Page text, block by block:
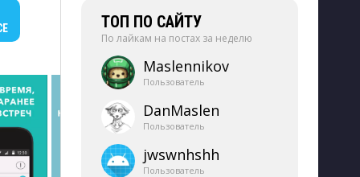
ТОП ПО САЙТУ
По лайкам на постах за неделю
Maslennikov
Пользователь
DanMaslen
Пользователь
jwswnhshh
Пользователь